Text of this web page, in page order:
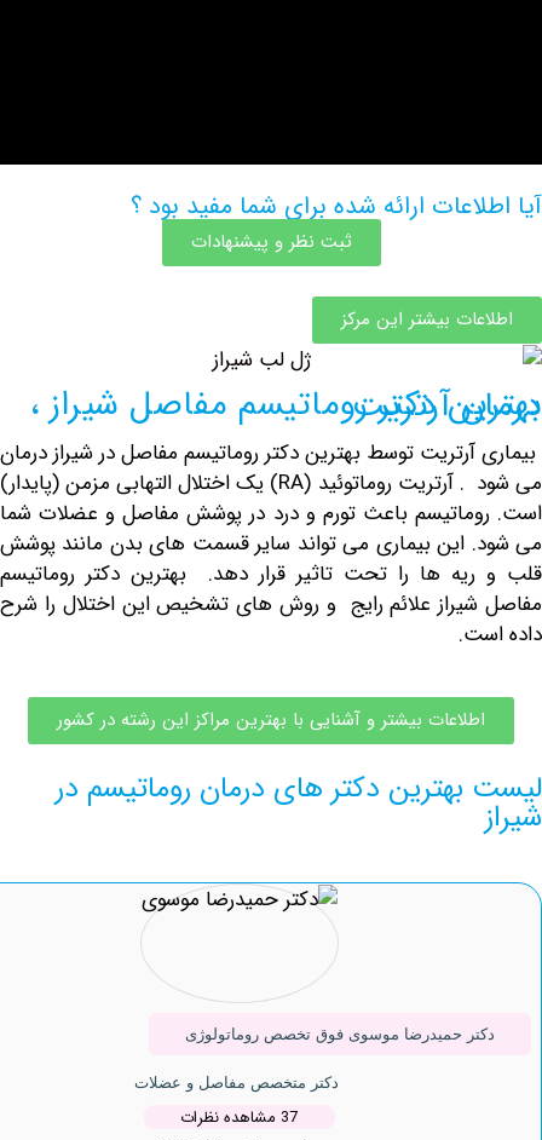
ارائه شده برای شما مفید بود ؟
ثبت نظر و پیشنهادات
بیشتر این مرکز
مفاصل شیراز ، درمان آرتریت
توسط بهترین دکتر روماتیسم مفاصل در شیراز درمان
می شود . آرتریت روماتوئید (RA) یک اختلال التهابی مزمن (پایدار)
باعث تورم و درد در پوشش مفاصل و عضلات شما
بیماری می تواند سایر قسمت های بدن مانند پوشش
ها را تحت تاثیر قرار دهد. بهترین دکتر روماتیسم
علائم رایج و روش های تشخیص این اختلال را شرح
بیشتر و آشنایی با بهترین مراکز این رشته در کشور
دکتر های درمان روماتیسم در
حمیدرضا موسوی فوق تخصص روماتولوژی
دکتر متخصص مفاصل و عضلات